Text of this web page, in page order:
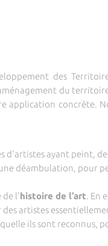
des
du
application concrète.
ayant peint,
déambulation, pour
de l'histoire de l’art. En
artistes
ils sont reconnus,